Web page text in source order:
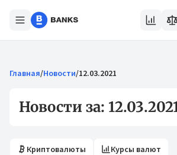
Главная/Новости/12.03.2021
Новости за:
Криптовалюты Курсы валют